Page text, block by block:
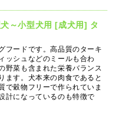
～小型犬用 [成犬用] タ
フードです。高品質のターキ
ッシュなどのミールも合わ
野菜も含まれた栄養バランス
ます。犬本来の肉食であると
で穀物フリーで作られていま
計になっているのも特徴で